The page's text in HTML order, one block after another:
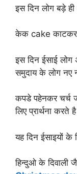
इस दिन लोग बड़े
केक cake काटकर
इस दिन ईसाई
समुदाय के लोग नए
कपडे पहेनकर चर्च
लिए प्रार्थना करते है |
यह दिन ईसाइयों के
हिन्दुओ के दिवाली